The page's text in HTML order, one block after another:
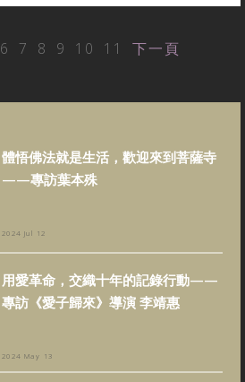
6 7 8 9 10 11 下一頁
體悟佛法就是生活，歡迎來到菩薩寺
——專訪葉本殊
2024 Jul 12
用愛革命，交織十年的記錄行動——
專訪《愛子歸來》導演 李靖惠
2024 May 13